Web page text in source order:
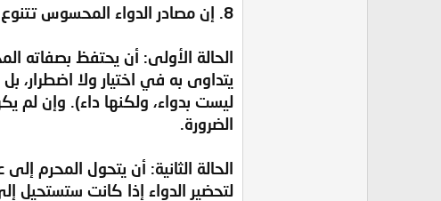
8. إن مصادر الدواء المحسوس تتنوع ما بين مباح وممنوع شرعا، والممنوع لا يخلو أمره من إحدى حالتين:
الحالة الأولى: أن يحتفظ بصفاته
يتداوى به في اختيار ولا اضطرار،
ليست بدواء، ولكنها داء). وإن لم
الضرورة.
الحالة الثانية: أن يتحول المحرم
لتحضير الدواء إذا كانت ستستحيل